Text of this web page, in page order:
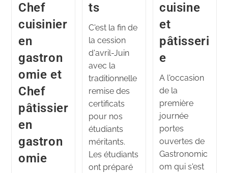
Chef
cuisinier
en
gastron
omie et
Chef
pâtissier
en
gastron
omie
ts
C'est la fin de
la cession
d'avril-Juin
avec la
traditionnelle
remise des
certificats
pour nos
étudiants
méritants.
Les étudiants
ont préparé
cuisine
et
pâtisseri
e
A l'occasion
de la
première
journée
portes
ouvertes de
Gastronomic
om qui s'est